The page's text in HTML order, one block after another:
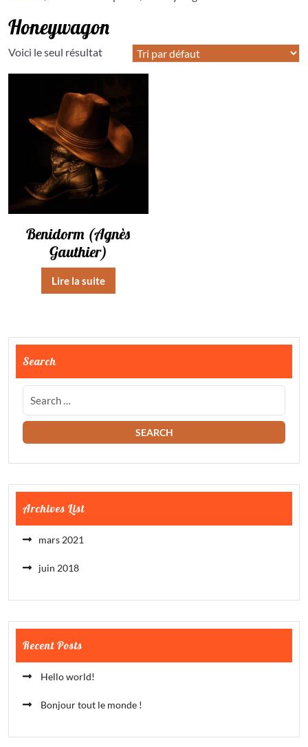
Honeywagon
Voici le seul résultat
Benidorm (Agnès
Gauthier)
Lire la suite
Search
Archives List
mars 2021
juin 2018
Recent Posts
Hello world!
Bonjour tout le monde !